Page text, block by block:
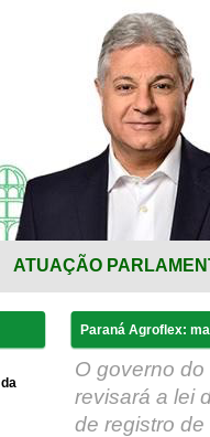
ATUAÇÃO
Paraná Agroflex:
O governo
revisará a lei
de registro